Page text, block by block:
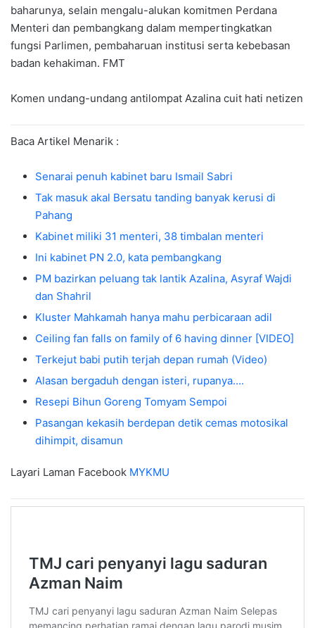
baharunya, selain mengalu-alukan komitmen Perdana
Menteri dan pembangkang dalam mempertingkatkan
fungsi Parlimen, pembaharuan institusi serta kebebasan
badan kehakiman. FMT
Komen undang-undang antilompat Azalina cuit hati netizen
Baca Artikel Menarik :
Senarai penuh kabinet baru Ismail Sabri
Tak masuk akal Bersatu tanding banyak kerusi di
Pahang
Kabinet miliki 31 menteri, 38 timbalan menteri
Ini kabinet PN 2.0, kata pembangkang
PM bazirkan peluang tak lantik Azalina, Asyraf Wajdi
dan Shahril
Kluster Mahkamah hanya mahu perbicaraan adil
Ceiling fan falls on family of 6 having dinner [VIDEO]
Terkejut babi putih terjah depan rumah (Video)
Alasan bergaduh dengan isteri, rupanya….
Resepi Bihun Goreng Tomyam Sempoi
Pasangan kekasih berdepan detik cemas motosikal
dihimpit, disamun
Layari Laman Facebook MYKMU